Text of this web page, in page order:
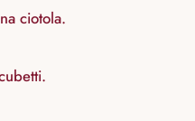
ciotola.